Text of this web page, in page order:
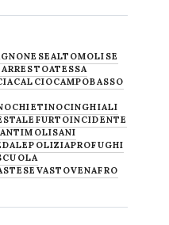
ALTOMOLISE
ARRESTOATESSA
CALCIOCAMPOBASSO
CHIETINOCINGHIALI
FURTOINCIDENTE
MOLISANI
POLIZIAPROFUGHI
VASTOVENAFRO